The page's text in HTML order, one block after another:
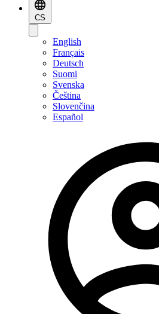
CS
English
Français
Deutsch
Suomi
Svenska
Čeština
Slovenčina
Español